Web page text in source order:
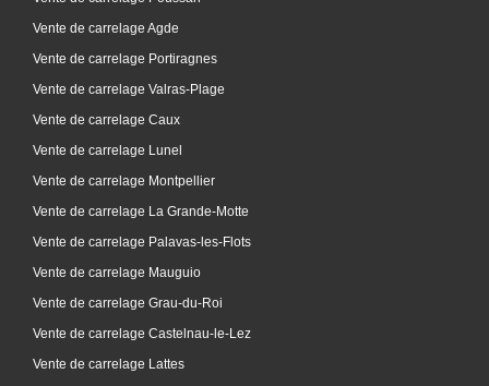
Vente de carrelage Agde
Vente de carrelage Portiragnes
Vente de carrelage Valras-Plage
Vente de carrelage Caux
Vente de carrelage Lunel
Vente de carrelage Montpellier
Vente de carrelage La Grande-Motte
Vente de carrelage Palavas-les-Flots
Vente de carrelage Mauguio
Vente de carrelage Grau-du-Roi
Vente de carrelage Castelnau-le-Lez
Vente de carrelage Lattes